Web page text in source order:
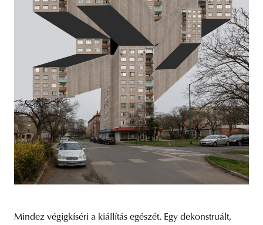
Mindez végigkíséri a kiállítás egészét. Egy dekonstruált,